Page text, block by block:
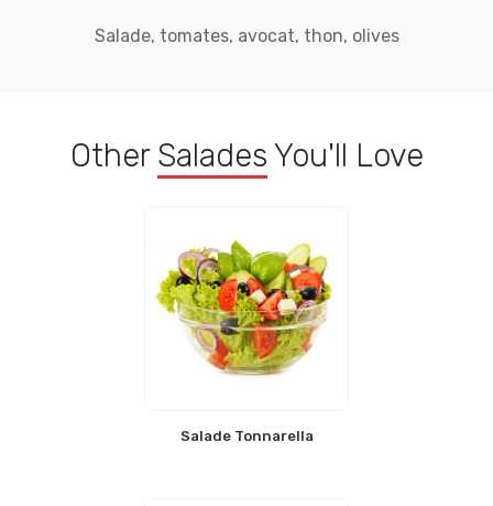
Salade, tomates, avocat, thon, olives
Other Salades You'll Love
Salade Tonnarella